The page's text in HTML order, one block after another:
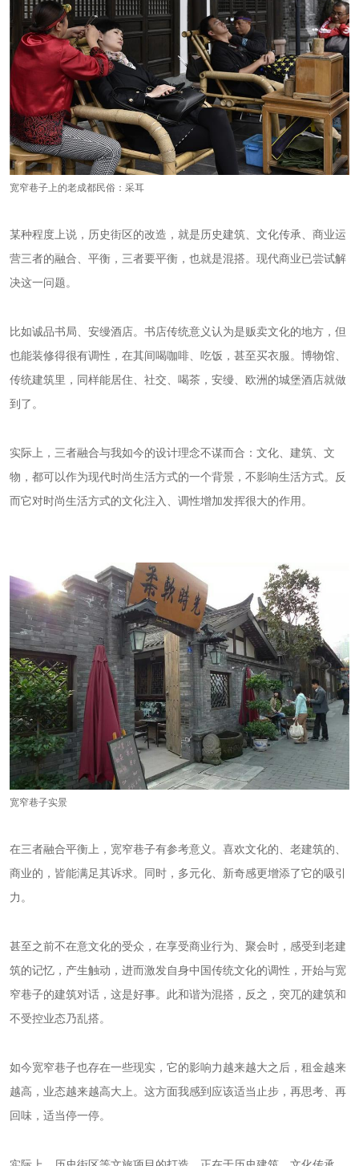
宽窄巷子上的老成都民俗：采耳
某种程度上说，历史街区的改造，就是历史建筑、文化传承、商业运
营三者的融合、平衡，三者要平衡，也就是混搭。现代商业已尝试解
决这一问题。
比如诚品书局、安缦酒店。书店传统意义认为是贩卖文化的地方，但
也能装修得很有调性，在其间喝咖啡、吃饭，甚至买衣服。博物馆、
传统建筑里，同样能居住、社交、喝茶，安缦、欧洲的城堡酒店就做
到了。
实际上，三者融合与我如今的设计理念不谋而合：文化、建筑、文
物，都可以作为现代时尚生活方式的一个背景，不影响生活方式。反
而它对时尚生活方式的文化注入、调性增加发挥很大的作用。
宽窄巷子实景
在三者融合平衡上，宽窄巷子有参考意义。喜欢文化的、老建筑的、
商业的，皆能满足其诉求。同时，多元化、新奇感更增添了它的吸引
力。
甚至之前不在意文化的受众，在享受商业行为、聚会时，感受到老建
筑的记忆，产生触动，进而激发自身中国传统文化的调性，开始与宽
窄巷子的建筑对话，这是好事。此和谐为混搭，反之，突兀的建筑和
不受控业态乃乱搭。
如今宽窄巷子也存在一些现实，它的影响力越来越大之后，租金越来
越高，业态越来越高大上。这方面我感到应该适当止步，再思考、再
回味，适当停一停。